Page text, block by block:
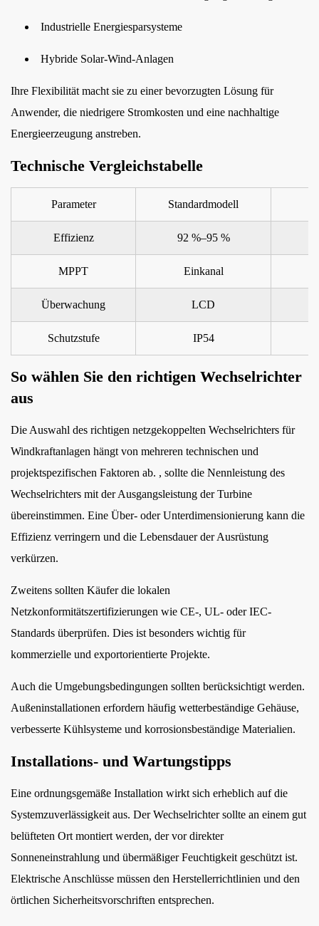
Industrielle Energiesparsysteme
Hybride Solar-Wind-Anlagen
Ihre Flexibilität macht sie zu einer bevorzugten Lösung für
Anwender, die niedrigere Stromkosten und eine nachhaltige
Energieerzeugung anstreben.
Technische Vergleichstabelle
Parameter Standardmodell
Effizienz 92 %–95 %
MPPT Einkanal
Überwachung LCD
Schutzstufe IP54
So wählen Sie den richtigen Wechselrichter
aus
Die Auswahl des richtigen netzgekoppelten Wechselrichters für
Windkraftanlagen hängt von mehreren technischen und
projektspezifischen Faktoren ab. , sollte die Nennleistung des
Wechselrichters mit der Ausgangsleistung der Turbine
übereinstimmen. Eine Über- oder Unterdimensionierung kann die
Effizienz verringern und die Lebensdauer der Ausrüstung
verkürzen.
Zweitens sollten Käufer die lokalen
Netzkonformitätszertifizierungen wie CE-, UL- oder IEC-
Standards überprüfen. Dies ist besonders wichtig für
kommerzielle und exportorientierte Projekte.
Auch die Umgebungsbedingungen sollten berücksichtigt werden.
Außeninstallationen erfordern häufig wetterbeständige Gehäuse,
verbesserte Kühlsysteme und korrosionsbeständige Materialien.
Installations- und Wartungstipps
Eine ordnungsgemäße Installation wirkt sich erheblich auf die
Systemzuverlässigkeit aus. Der Wechselrichter sollte an einem gut
belüfteten Ort montiert werden, der vor direkter
Sonneneinstrahlung und übermäßiger Feuchtigkeit geschützt ist.
Elektrische Anschlüsse müssen den Herstellerrichtlinien und den
örtlichen Sicherheitsvorschriften entsprechen.